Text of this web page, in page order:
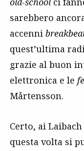
sarebbero
accenni
quest’ultima
grazie al buon
elettronica e le
Mårtensson.
Certo, ai
questa volta si